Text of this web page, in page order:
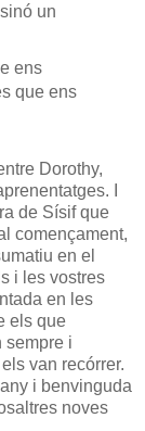
un
ens
que ens
Dorothy,
I
de Sísif que
començament,
en el
i les vostres
en les
els que
sempre i
van recórrer.
i benvinguda
noves